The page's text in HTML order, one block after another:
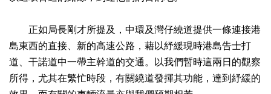
正如局長剛才所提及，中環及灣仔繞道提供一條連接港
島東西的直接、新的高速公路，藉以紓緩現時港島告士打
道、干諾道中一帶主幹道的交通。以我們暫時這兩日的觀察
所得，尤其在繁忙時段，有關繞道發揮其功能，達到紓緩的